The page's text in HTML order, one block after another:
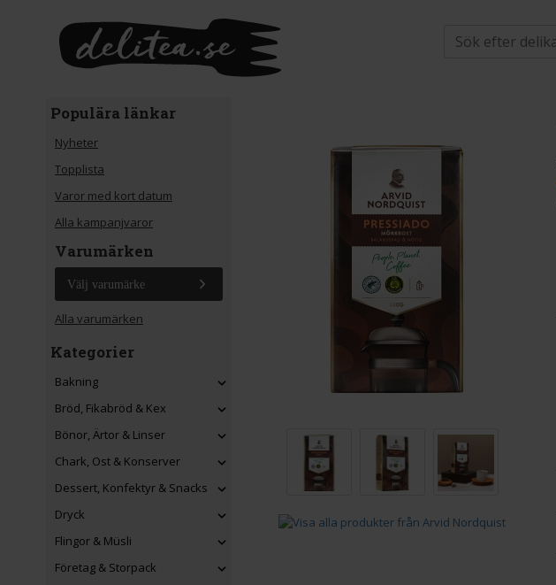
Populära länkar
Nyheter
Topplista
Varor med kort datum
Alla kampanjvaror
Varumärken
Välj varumärke
Alla varumärken
Kategorier
Bakning
Bröd, Fikabröd & Kex
Bönor, Ärtor & Linser
Chark, Ost & Konserver
Dessert, Konfektyr & Snacks
Dryck
Flingor & Müsli
Företag & Storpack